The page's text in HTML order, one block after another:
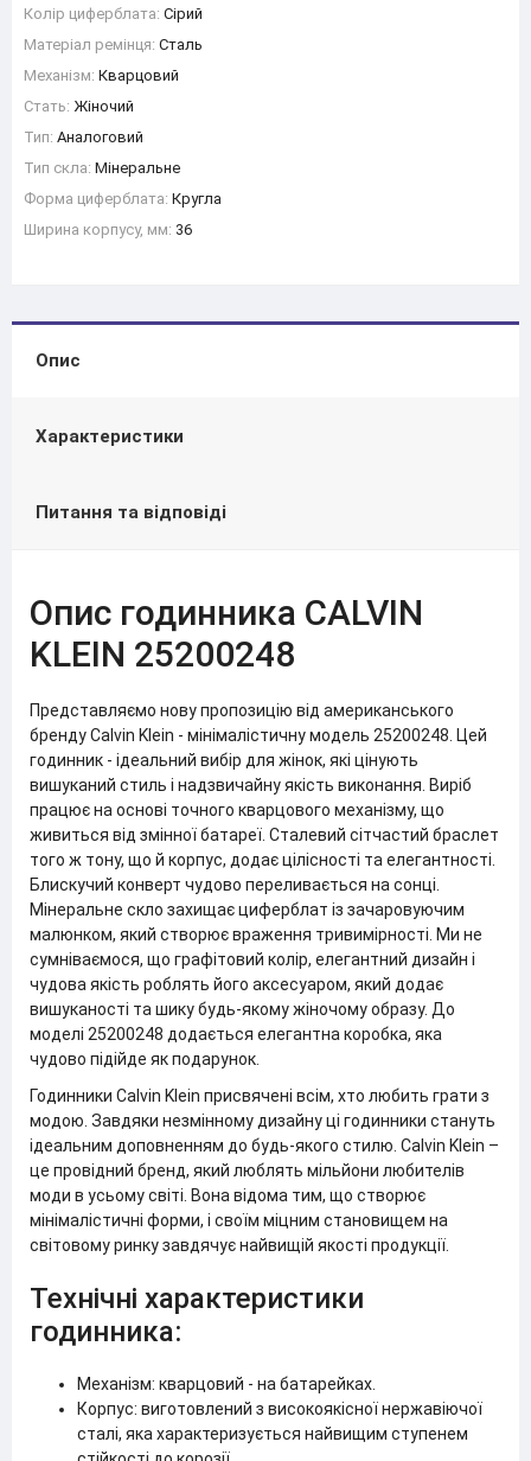
Колір циферблата: Сірий
Матеріал ремінця: Сталь
Механізм: Кварцовий
Стать: Жіночий
Тип: Аналоговий
Тип скла: Мінеральне
Форма циферблата: Кругла
Ширина корпусу, мм: 36
Опис
Характеристики
Питання та відповіді
Опис годинника CALVIN
KLEIN 25200248
Представляємо нову пропозицію від американського
бренду Calvin Klein - мінімалістичну модель 25200248. Цей
годинник - ідеальний вибір для жінок, які цінують
вишуканий стиль і надзвичайну якість виконання. Виріб
працює на основі точного кварцового механізму, що
живиться від змінної батареї. Сталевий сітчастий браслет
того ж тону, що й корпус, додає цілісності та елегантності.
Блискучий конверт чудово переливається на сонці.
Мінеральне скло захищає циферблат із зачаровуючим
малюнком, який створює враження тривимірності. Ми не
сумніваємося, що графітовий колір, елегантний дизайн і
чудова якість роблять його аксесуаром, який додає
вишуканості та шику будь-якому жіночому образу. До
моделі 25200248 додається елегантна коробка, яка
чудово підійде як подарунок.
Годинники Calvin Klein присвячені всім, хто любить грати з
модою. Завдяки незмінному дизайну ці годинники стануть
ідеальним доповненням до будь-якого стилю. Calvin Klein –
це провідний бренд, який люблять мільйони любителів
моди в усьому світі. Вона відома тим, що створює
мінімалістичні форми, і своїм міцним становищем на
світовому ринку завдячує найвищій якості продукції.
Технічні характеристики
годинника:
Механізм: кварцовий - на батарейках.
Корпус: виготовлений з високоякісної нержавіючої
сталі, яка характеризується найвищим ступенем